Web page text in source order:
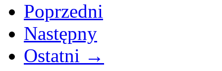
Poprzedni
Następny
Ostatni →